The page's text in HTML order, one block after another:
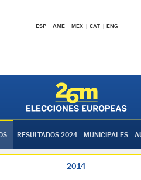
ESP AME MEX CAT ENG
RESULTADOS 2024 MUNICIPALES
2014